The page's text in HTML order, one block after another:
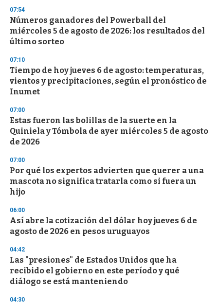
d
s
o
f
3
s
e
c
o
n
07:54
Números ganadores del Powerball del
miércoles 5 de agosto de 2026: los resultados del
último sorteo
07:10
Tiempo de hoy jueves 6 de agosto: temperaturas,
vientos y precipitaciones, según el pronóstico de
Inumet
07:00
Estas fueron las bolillas de la suerte en la
Quiniela y Tómbola de ayer miércoles 5 de agosto
de 2026
07:00
Por qué los expertos advierten que querer a una
mascota no significa tratarla como si fuera un
hijo
06:00
Así abre la cotización del dólar hoy jueves 6 de
agosto de 2026 en pesos uruguayos
04:42
Las "presiones" de Estados Unidos que ha
recibido el gobierno en este período y qué
diálogo se está manteniendo
04:30